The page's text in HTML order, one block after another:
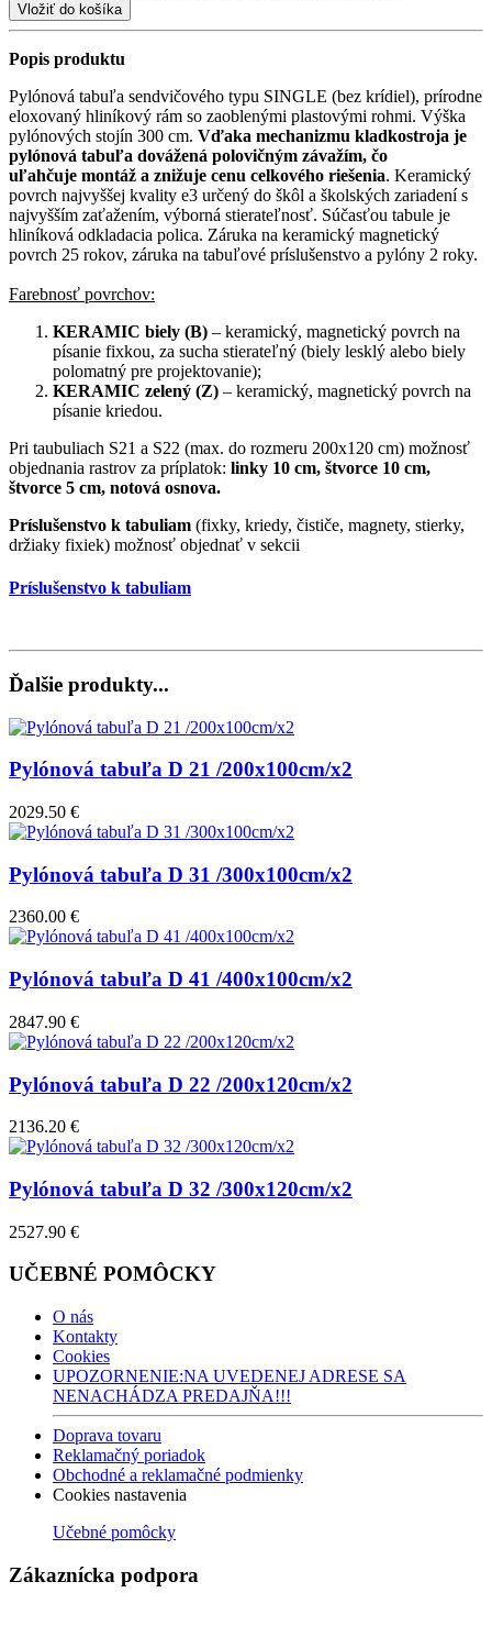
Popis produktu
Pylónová tabuľa sendvičového typu SINGLE (bez krídiel), prírodne
eloxovaný hliníkový rám so zaoblenými plastovými rohmi. Výška
pylónových stojín 300 cm. Vďaka mechanizmu kladkostroja je
pylónová tabuľa dovážená polovičným závažím, čo
uľahčuje montáž a znižuje cenu celkového riešenia. Keramický
povrch najvyššej kvality e3 určený do škôl a školských zariadení s
najvyšším zaťažením, výborná stierateľnosť. Súčasťou tabule je
hliníková odkladacia polica. Záruka na keramický magnetický
povrch 25 rokov, záruka na tabuľové príslušenstvo a pylóny 2 roky.
Farebnosť povrchov:
KERAMIC biely (B) – keramický, magnetický povrch na
písanie fixkou, za sucha stierateľný (biely lesklý alebo biely
polomatný pre projektovanie);
KERAMIC zelený (Z) – keramický, magnetický povrch na
písanie kriedou.
Pri taubuliach S21 a S22 (max. do rozmeru 200x120 cm) možnosť
objednania rastrov za príplatok: linky 10 cm, štvorce 10 cm,
štvorce 5 cm, notová osnova.
Príslušenstvo k tabuliam (fixky, kriedy, čističe, magnety, stierky,
držiaky fixiek) možnosť objednať v sekcii
Príslušenstvo k tabuliam
Ďalšie produkty...
Pylónová tabuľa D 21 /200x100cm/x2
2029.50 €
Pylónová tabuľa D 31 /300x100cm/x2
2360.00 €
Pylónová tabuľa D 41 /400x100cm/x2
2847.90 €
Pylónová tabuľa D 22 /200x120cm/x2
2136.20 €
Pylónová tabuľa D 32 /300x120cm/x2
2527.90 €
UČEBNÉ POMÔCKY
O nás
Kontakty
Cookies
UPOZORNENIE:NA UVEDENEJ ADRESE SA
NENACHÁDZA PREDAJŇA!!!
Doprava tovaru
Reklamačný poriadok
Obchodné a reklamačné podmienky
Cookies nastavenia
Učebné pomôcky
Zákaznícka podpora